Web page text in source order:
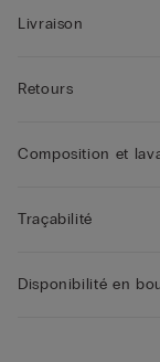
Livraison
Retours
Composition et
Traçabilité
Disponibilité en